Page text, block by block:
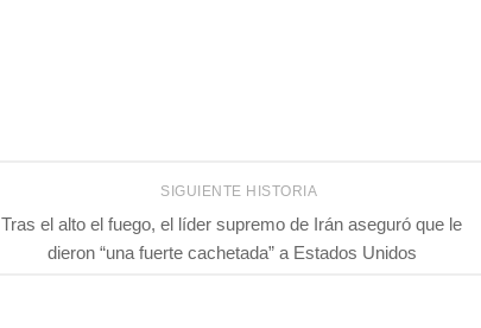
SIGUIENTE HISTORIA
Tras el alto el fuego, el líder supremo de Irán aseguró que le
dieron “una fuerte cachetada” a Estados Unidos